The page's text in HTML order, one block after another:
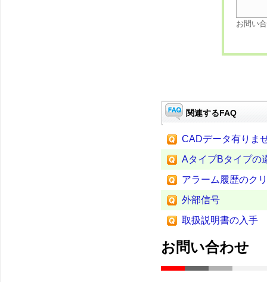
お問い
関連するFAQ
CADデータ有りま
AタイプBタイプの
アラーム履歴のク
外部信号
取扱説明書の入手
お問い合わせ